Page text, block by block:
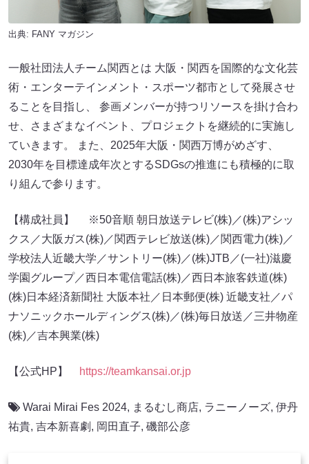
出典: FANY マガジン
一般社団法人チーム関西とは 大阪・関西を国際的な文化芸
術・エンターテインメント・スポーツ都市として発展させ
ることを目指し、 参画メンバーが持つリソースを掛け合わ
せ、さまざまなイベント、プロジェクトを継続的に実施し
ていきます。 また、2025年大阪・関西万博がめざす、
2030年を目標達成年次とするSDGsの推進にも積極的に取
り組んで参ります。
【構成社員】 ※50音順 朝日放送テレビ(株)／(株)アシッ
クス／大阪ガス(株)／関西テレビ放送(株)／関西電力(株)／
学校法人近畿大学／サントリー(株)／(株)JTB／(一社)滋慶
学園グループ／西日本電信電話(株)／西日本旅客鉄道(株)
(株)日本経済新聞社 大阪本社／日本郵便(株) 近畿支社／パ
ナソニックホールディングス(株)／(株)毎日放送／三井物産
(株)／吉本興業(株)
【公式HP】 https://teamkansai.or.jp
Warai Mirai Fes 2024, まるむし商店, ラニーノーズ, 伊丹
祐貴, 吉本新喜劇 , 岡田直子, 磯部公彦